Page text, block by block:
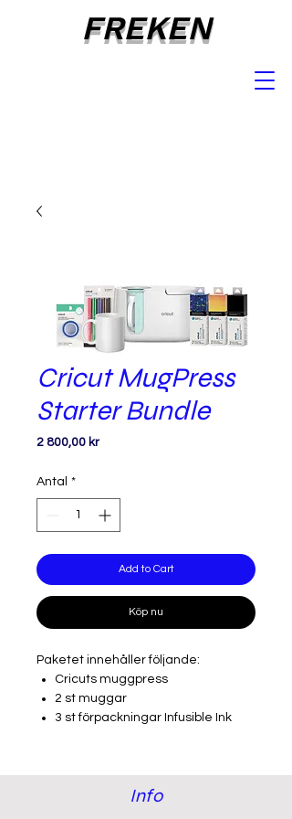
FREKEN
Cricut MugPress
Starter Bundle
2 800,00 krPris
Antal *
Add to Cart
Köp nu
Paketet innehåller följande:
Cricuts muggpress
2 st muggar
3 st förpackningar Infusible Ink
1 st heat tape som är bra att
tejpa fast pappret med
Info